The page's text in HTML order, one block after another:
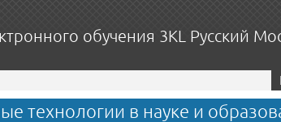
обучения 3KL Русский
технологии в науке и